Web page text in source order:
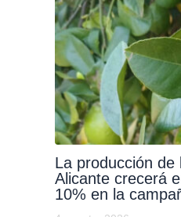
La producción de
Alicante crecerá
10% en la